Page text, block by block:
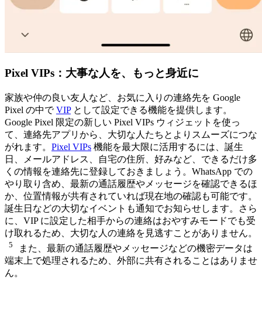
Pixel VIPs：大事な人を、もっと身近に
家族や仲の良い友人など、お気に入りの連絡先を Google
Pixel の中でVIPとして設定できる機能を提供します。
Google Pixel 限定の新しい Pixel VIPs ウィジェットを使っ
て、連絡先アプリから、大切な人たちとよりスムーズにつな
がれます。 Pixel VIPs 機能を最大限に活用するには、誕生
日、メールアドレス、自宅の住所、好みなど、できるだけ多
くの情報を連絡先に登録しておきましょう。WhatsApp での
やり取り含め、最新の通話履歴やメッセージを確認できるほ
か、位置情報が共有されていれば現在地の確認も可能です。
誕生日などの大切なイベントも通知でお知らせします。さら
に、VIP に設定した相手からの連絡はおやすみモードでも受
け取れるため、大切な人の連絡を見逃すことがありません。
5
また、最新の通話履歴やメッセージなどの機密データは
端末上で処理されるため、外部に共有されることはありませ
ん。